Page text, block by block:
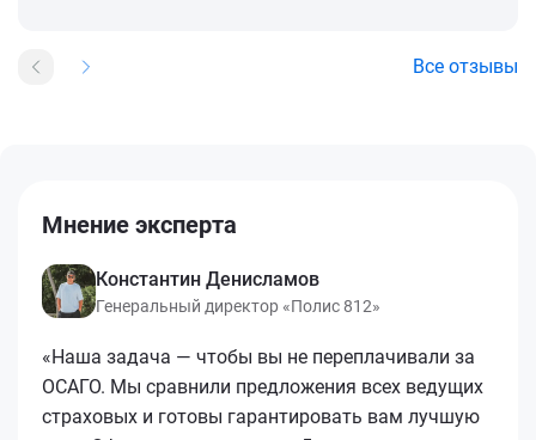
Все отзывы
Мнение эксперта
Константин Денисламов
Генеральный директор «Полис 812»
«Наша задача — чтобы вы не переплачивали за
ОСАГО. Мы сравнили предложения всех ведущих
страховых и готовы гарантировать вам лучшую